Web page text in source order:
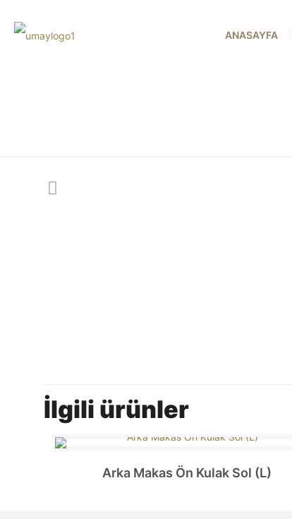
ANASAYFA
İlgili ürünler
Arka Makas Ön Kulak Sol (L)